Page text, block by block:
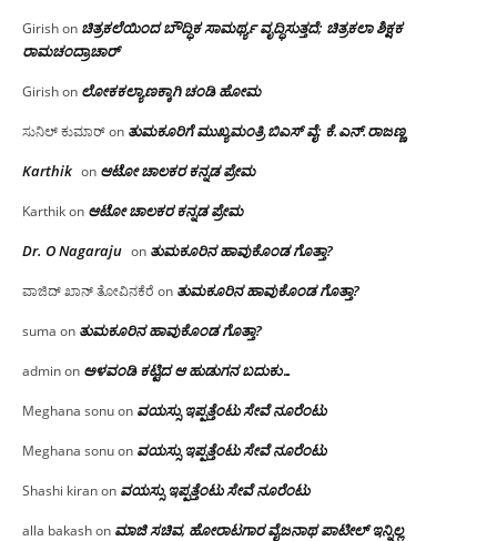
Girishon ಚಿತ್ರಕಲೆಯಿಂದ ಬೌದ್ಧಿಕ ಸಾಮರ್ಥ್ಯ ವೃದ್ಧಿಸುತ್ತದೆ; ಚಿತ್ರಕಲಾ ಶಿಕ್ಷಕ
ರಾಮಚಂದ್ರಾಚಾರ್
Girishon ಲೋಕಕಲ್ಯಾಣಕ್ಕಾಗಿ ಚಂಡಿ ಹೋಮ
ಸುನಿಲ್ ಕುಮಾರ್on ತುಮಕೂರಿಗೆ ಮುಖ್ಯಮಂತ್ರಿ ಬಿಎಸ್ ವೈ: ಕೆ.ಎನ್.ರಾಜಣ್ಣ
Karthik on ಆಟೋ ಚಾಲಕರ ಕನ್ನಡ ಪ್ರೇಮ
Karthikon ಆಟೋ ಚಾಲಕರ ಕನ್ನಡ ಪ್ರೇಮ
Dr. O Nagaraju on ತುಮಕೂರಿನ ಹಾವುಕೊಂಡ ಗೊತ್ತಾ?
ವಾಜಿದ್ ಖಾನ್ ತೋವಿನಕೆರೆ on ತುಮಕೂರಿನ ಹಾವುಕೊಂಡ ಗೊತ್ತಾ?
suma on ತುಮಕೂರಿನ ಹಾವುಕೊಂಡ ಗೊತ್ತಾ?
adminon ಅಳವಂಡಿ ಕಟ್ಟಿದ ಆ ಹುಡುಗನ ಬದುಕು…
Meghana sonuon ವಯಸ್ಸು ಇಪ್ಪತ್ತೆಂಟು ಸೇವೆ ನೂರೆಂಟು
Meghana sonuon ವಯಸ್ಸು ಇಪ್ಪತ್ತೆಂಟು ಸೇವೆ ನೂರೆಂಟು
Shashi kiranon ವಯಸ್ಸು ಇಪ್ಪತ್ತೆಂಟು ಸೇವೆ ನೂರೆಂಟು
alla bakashon ಮಾಜಿ ಸಚಿವ, ಹೋರಾಟಗಾರ ವೈಜನಾಥ ಪಾಟೀಲ್ ಇನ್ನಿಲ್ಲ